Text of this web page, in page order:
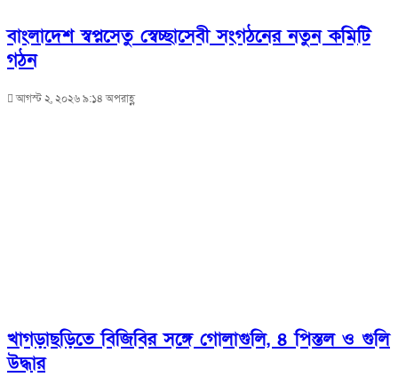
বাংলাদেশ স্বপ্নসেতু স্বেচ্ছাসেবী সংগঠনের নতুন কমিটি
গঠন
আগস্ট ২, ২০২৬ ৯:১৪ অপরাহ্ণ
খাগড়াছড়িতে বিজিবির সঙ্গে গোলাগুলি, ৪ পিস্তল ও গুলি
উদ্ধার